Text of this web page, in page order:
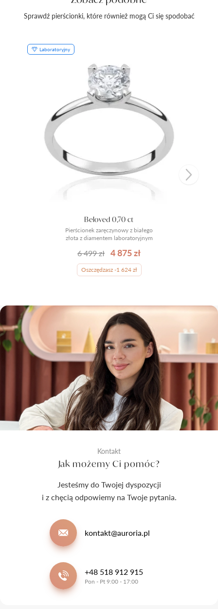
Sprawdź pierścionki, które również mogą Ci się spodobać
Laboratoryjny
Pierścionek zaręczynowy z białego
złota z diamentem laboratoryjnym
Beloved 0,70 ct
6 499 zł 4 875 zł
Oszczędzasz -1 624 zł
Kontakt
Jak możemy Ci pomóc?
Jesteśmy do Twojej dyspozycji
i z chęcią odpowiemy na Twoje pytania.
kontakt@auroria.pl
+48 518 912 915
Pon - Pt 9:00 - 17:00